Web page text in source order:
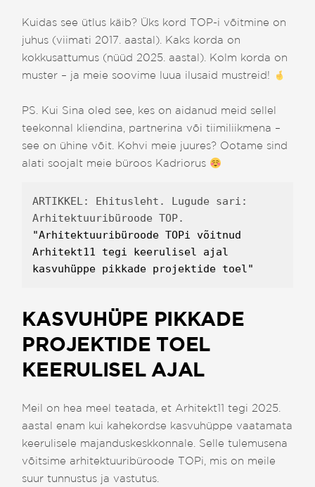
Kuidas see ütlus käib? Üks kord TOP-i võitmine on
juhus (viimati 2017. aastal). Kaks korda on
kokkusattumus (nüüd 2025. aastal). Kolm korda on
muster – ja meie soovime luua ilusaid mustreid!
PS. Kui Sina oled see, kes on aidanud meid sellel
teekonnal kliendina, partnerina või tiimiliikmena –
see on ühine võit. Kohvi meie juures? Ootame sind
alati soojalt meie büroos Kadriorus
ARTIKKEL: Ehitusleht. Lugude sari:
"Arhitektuuribüroode TOPi võitnud
Arhitekt11 tegi keerulisel ajal
kasvuhüppe pikkade projektide toel"
KASVUHÜPE PIKKADE
PROJEKTIDE TOEL
KEERULISEL AJAL
Meil on hea meel teatada, et Arhitekt11 tegi 2025.
aastal enam kui kahekordse kasvuhüppe vaatamata
keerulisele majanduskeskkonnale. Selle tulemusena
võitsime arhitektuuribüroode TOPi, mis on meile
suur tunnustus ja vastutus.